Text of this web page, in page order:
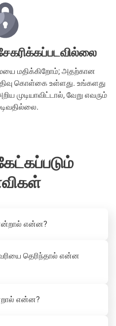
மதிக்கிறோம்; அதற்கான
கொள்கை உள்ளது. உங்களது
வேறு எவரும்
என்றால் என்ன?
தெரிந்தால் என்ன
என்ன?